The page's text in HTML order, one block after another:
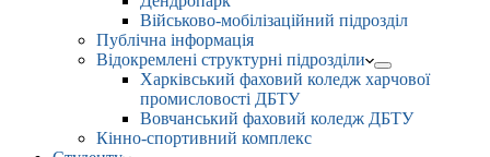
Військово-мобілізаційний підрозділ
Публічна інформація
Відокремлені структурні підрозділи
Харківський фаховий коледж харчової
промисловості ДБТУ
Вовчанський фаховий коледж ДБТУ
Кінно-спортивний комплекс